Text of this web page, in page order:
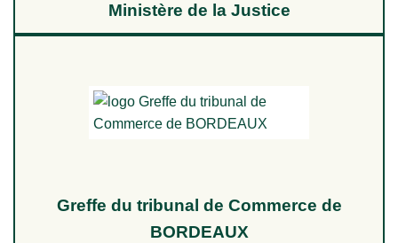
Ministère de la Justice
Greffe du tribunal de Commerce de
BORDEAUX